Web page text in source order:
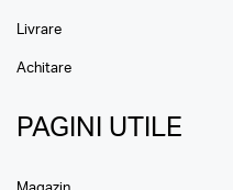
Livrare
Achitare
PAGINI UTILE